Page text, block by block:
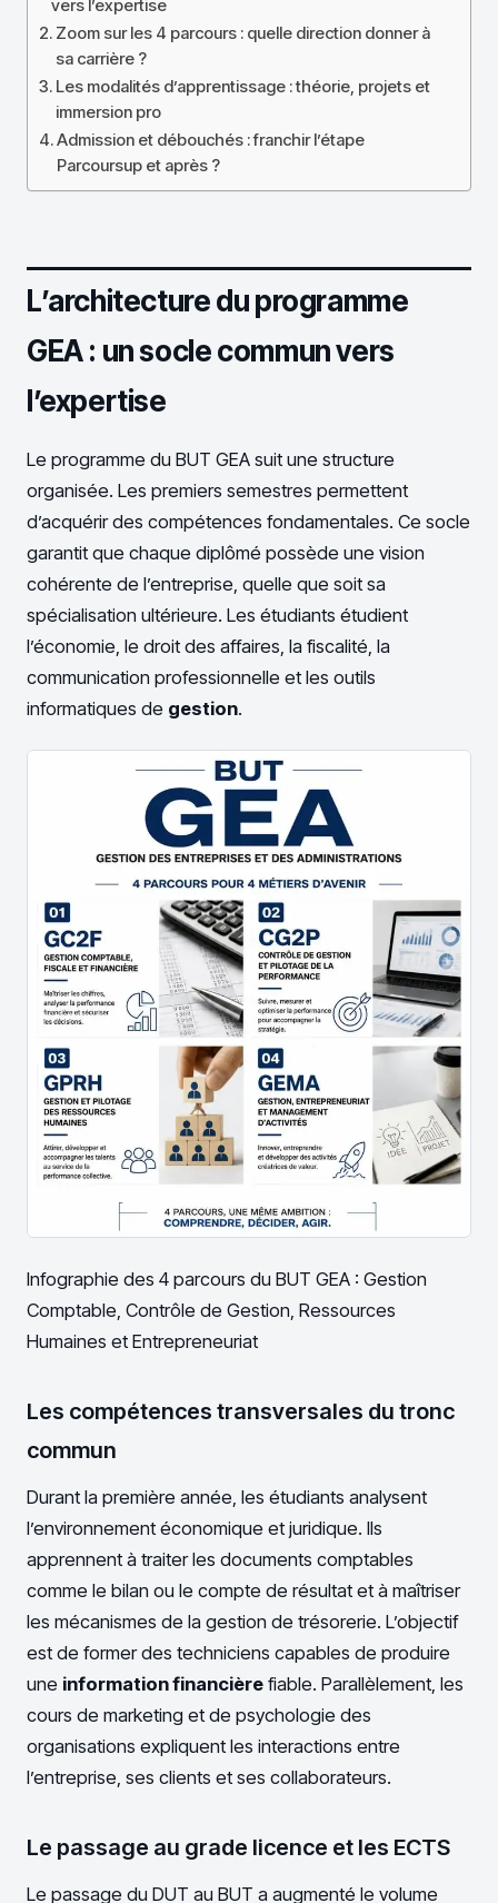
vers l’expertise
Zoom sur les 4 parcours : quelle direction donner à
sa carrière ?
Les modalités d’apprentissage : théorie, projets et
immersion pro
Admission et débouchés : franchir l’étape
Parcoursup et après ?
L’architecture du programme
GEA : un socle commun vers
l’expertise
Le programme du BUT GEA suit une structure
organisée. Les premiers semestres permettent
d’acquérir des compétences fondamentales. Ce socle
garantit que chaque diplômé possède une vision
cohérente de l’entreprise, quelle que soit sa
spécialisation ultérieure. Les étudiants étudient
l’économie, le droit des affaires, la fiscalité, la
communication professionnelle et les outils
informatiques de gestion.
Infographie des 4 parcours du BUT GEA : Gestion
Comptable, Contrôle de Gestion, Ressources
Humaines et Entrepreneuriat
Les compétences transversales du tronc
commun
Durant la première année, les étudiants analysent
l’environnement économique et juridique. Ils
apprennent à traiter les documents comptables
comme le bilan ou le compte de résultat et à maîtriser
les mécanismes de la gestion de trésorerie. L’objectif
est de former des techniciens capables de produire
une information financière fiable. Parallèlement, les
cours de marketing et de psychologie des
organisations expliquent les interactions entre
l’entreprise, ses clients et ses collaborateurs.
Le passage au grade licence et les ECTS
Le passage du DUT au BUT a augmenté le volume